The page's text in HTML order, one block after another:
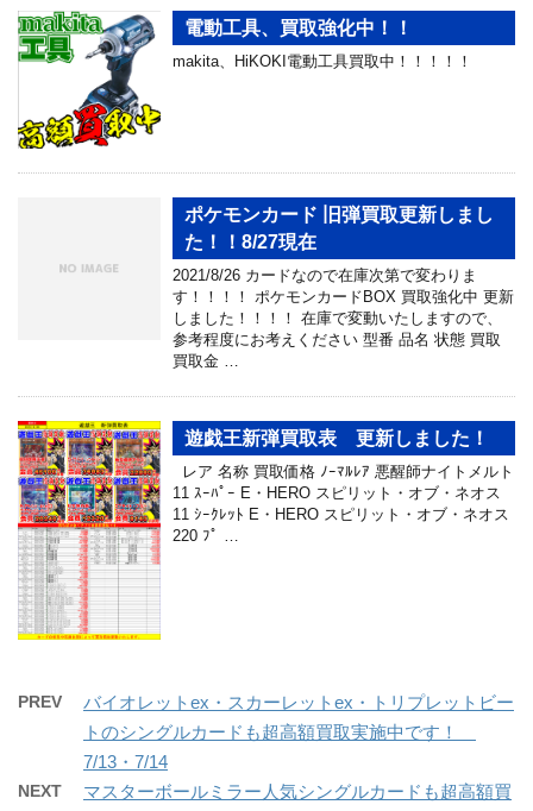
電動工具、買取強化中！！
makita、HiKOKI電動工具買取中！！！！！
ポケモンカード 旧弾買取更新しまし
た！！8/27現在
2021/8/26 カードなので在庫次第で変わりま
す！！！！ ポケモンカードBOX 買取強化中 更新
しました！！！！ 在庫で変動いたしますので、
参考程度にお考えください 型番 品名 状態 買取
買取金 …
遊戯王新弾買取表 更新しました！
レア 名称 買取価格 ﾉｰﾏﾙﾚｱ 悪醒師ナイトメルト
11 ｽｰﾊﾟｰ E・HERO スピリット・オブ・ネオス
11 ｼｰｸﾚｯﾄ E・HERO スピリット・オブ・ネオス
220 ﾌﾟ …
PREV
バイオレットex・スカーレットex・トリプレットビー
トのシングルカードも超高額買取実施中です！
7/13・7/14
NEXT
マスターボールミラー人気シングルカードも超高額買